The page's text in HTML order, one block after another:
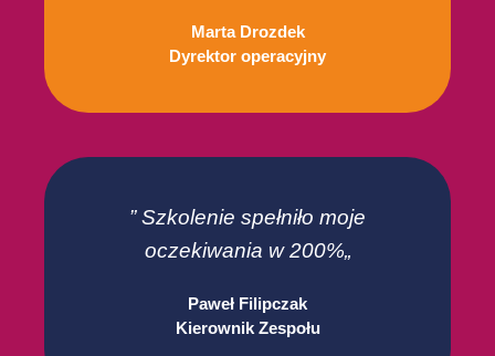
Marta Drozdek
Dyrektor operacyjny
”Szkolenie spełniło moje
oczekiwania w 200%„
Paweł Filipczak
Kierownik Zespołu